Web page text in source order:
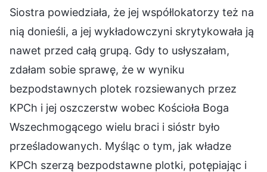
Siostra powiedziała, że jej współlokatorzy też na
nią donieśli, a jej wykładowczyni skrytykowała ją
nawet przed całą grupą. Gdy to usłyszałam,
zdałam sobie sprawę, że w wyniku
bezpodstawnych plotek rozsiewanych przez
KPCh i jej oszczerstw wobec Kościoła Boga
Wszechmogącego wielu braci i sióstr było
prześladowanych. Myśląc o tym, jak władze
KPCh szerzą bezpodstawne plotki, potępiając i